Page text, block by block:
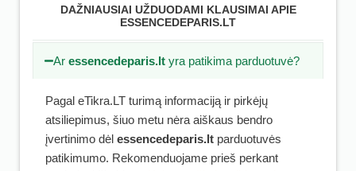
DAŽNIAUSIAI UŽDUODAMI KLAUSIMAI APIE
ESSENCEDEPARIS.LT
Aressencedeparis.lt yra patikima parduotuvė?
Pagal eTikra.LT turimą informaciją ir pirkėjų
atsiliepimus, šiuo metu nėra aiškaus bendro
įvertinimo dėl essencedeparis.lt parduotuvės
patikimumo. Rekomenduojame prieš perkant